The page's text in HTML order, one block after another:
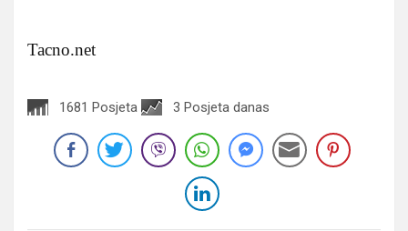
Tacno.net
1681 Posjeta 3 Posjeta danas